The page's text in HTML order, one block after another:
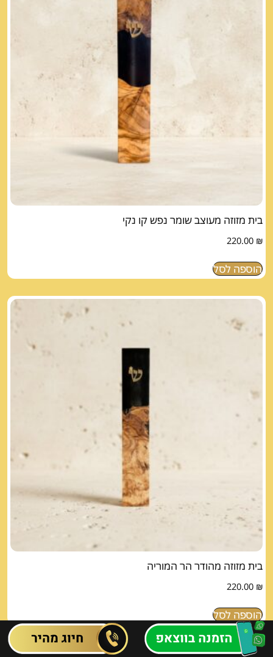
בית מזוזה מעוצב שומר נפש קו נקי
220.00 ₪
הוספה לסל
בית מזוזה מהודר הר המוריה
220.00 ₪
הוספה לסל